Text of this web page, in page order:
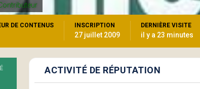
DE CONTENUS INSCRIPTION
27 juillet 2009
DERNIÈRE VISITE
il y a 23 minutes
ACTIVITÉ DE RÉPUTATION